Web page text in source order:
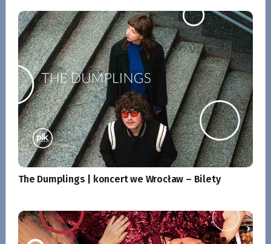
The Dumplings | koncert we Wrocław – Bilety